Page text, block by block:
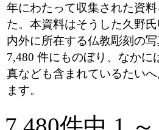
年にわたって収集された資
た。本資料はそうした久野
内外に所在する仏教彫刻の
7,480 件にものぼり、なか
真なども含まれているたい
ます。